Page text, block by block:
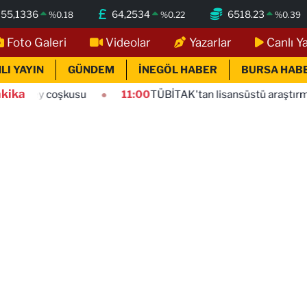
55,1336 %0.18 64,2534 %0.22 6518.23 %0.39
Foto Galeri Videolar Yazarlar Canlı
YAYIN GÜNDEM İNEGÖL HABER BURSA
11:00TÜBİTAK'tan lisansüstü araştırmacılara